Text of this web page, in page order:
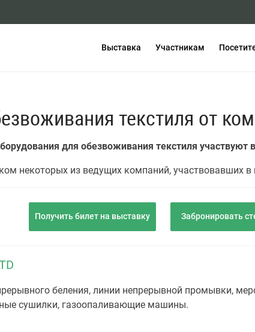
Выставка Участникам
текстиля от
для обезвоживания текстиля
некоторых из ведущих компаний, участвовавших
Получить билет на выставку Забронировать
беления, линии непрерывной промывки,
сушилки, газоопаливающие машины.